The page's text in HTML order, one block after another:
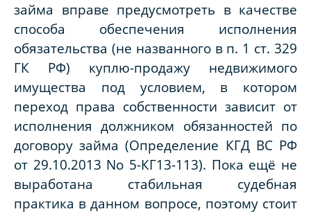
займа вправе предусмотреть в качестве
способа обеспечения исполнения
обязательства (не названного в п. 1 ст. 329
ГК РФ) куплю-продажу недвижимого
имущества под условием, в котором
переход права собственности зависит от
исполнения должником обязанностей по
договору займа (Определение КГД ВС РФ
от 29.10.2013 No 5-КГ13-113). Пока ещё не
выработана стабильная судебная
практика в данном вопросе, поэтому стоит